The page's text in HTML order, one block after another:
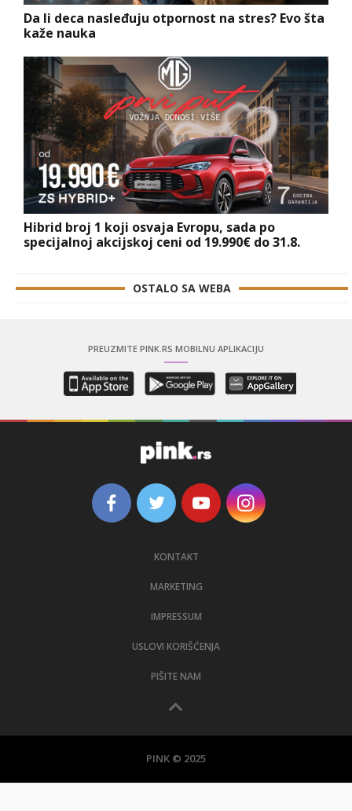
Da li deca nasleđuju otpornost na stres? Evo šta
kaže nauka
Hibrid broj 1 koji osvaja Evropu, sada po
specijalnoj akcijskoj ceni od 19.990€ do 31.8.
OSTALO SA WEBA
PREUZMITE PINK.RS MOBILNU APLIKACIJU
KONTAKT
MARKETING
IMPRESSUM
USLOVI KORIŠĆENJA
PIŠITE NAM
PINK © 2025